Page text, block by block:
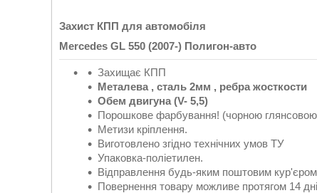
Захист КПП для автомобіля
Mercedes GL 550 (2007-) Полигон-авто
Захищає КПП
Металева , сталь 2мм , ребра жосткости
Обем двигуна (V- 5,5)
Порошкове фарбування! (чорною
Метизи кріплення.
Виготовлено згідно технічних умов ТУ
Упаковка-поліетилен.
Відправлення будь-яким поштовим
Повернення товару можливе протягом 14